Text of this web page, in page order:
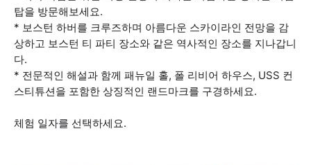
탑을 방문해보세요.
* 보스턴 하버를 크루즈하며 아름다운 스카이라인 전망을 감
상하고 보스턴 티 파티 장소와 같은 역사적인 장소를 지나갑니
다.
* 전문적인 해설과 함께 패뉴일 홀, 폴 리비어 하우스, USS 컨
스티튜션을 포함한 상징적인 랜드마크를 구경하세요.
체험 일자를 선택하세요.